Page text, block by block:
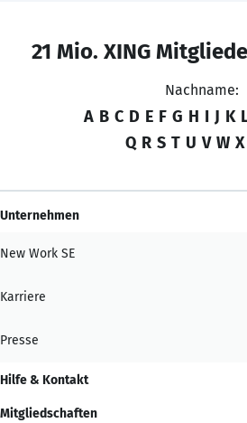
21 Mio. XING
Nachname:
A B C D E F G H I J K
Q R S T U V W X
Unternehmen
New Work SE
Karriere
Presse
Hilfe & Kontakt
Mitgliedschaften